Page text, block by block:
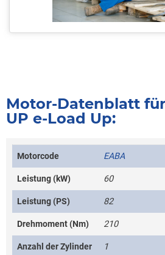
Motor-Datenblatt
UP e-Load Up:
Motorcode EABA
Leistung (kW) 60
Leistung (PS) 82
Drehmoment (Nm) 210
Anzahl der Zylinder 1